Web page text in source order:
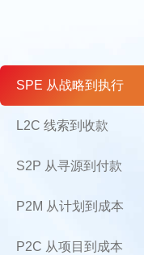
SPE 从战略到执行
L2C 线索到收款
S2P 从寻源到付款
P2M 从计划到成本
P2C 从项目到成本